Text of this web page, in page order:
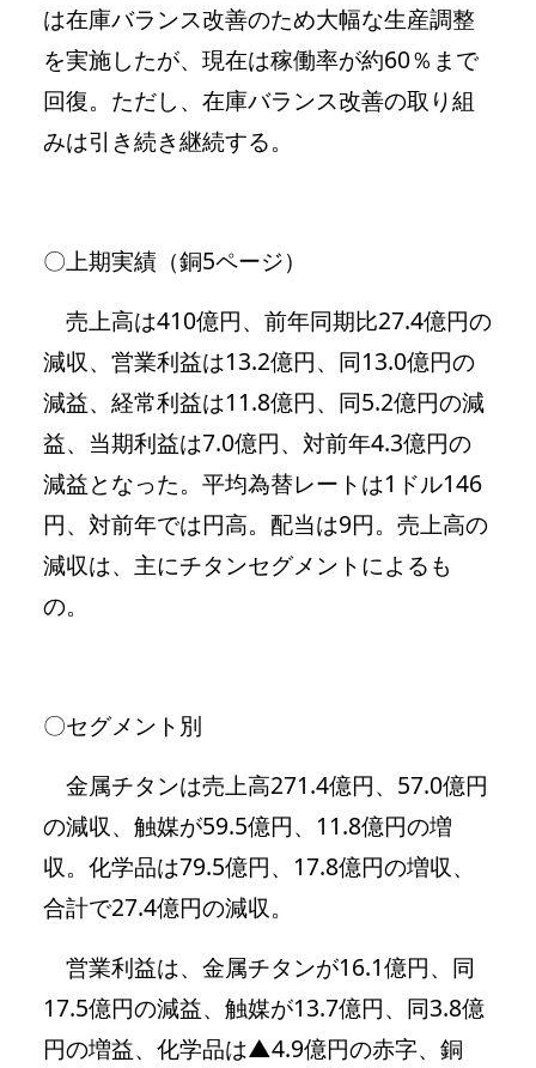
は在庫バランス改善のため大幅な生産調整
を実施したが、現在は稼働率が約60％まで
回復。ただし、在庫バランス改善の取り組
みは引き続き継続する。
〇上期実績（銅5ページ）
売上高は410億円、前年同期比27.4億円の
減収、営業利益は13.2億円、同13.0億円の
減益、経常利益は11.8億円、同5.2億円の減
益、当期利益は7.0億円、対前年4.3億円の
減益となった。平均為替レートは1ドル146
円、対前年では円高。配当は9円。売上高の
減収は、主にチタンセグメントによるも
の。
〇セグメント別
金属チタンは売上高271.4億円、57.0億円
の減収、触媒が59.5億円、11.8億円の増
収。化学品は79.5億円、17.8億円の増収、
合計で27.4億円の減収。
営業利益は、金属チタンが16.1億円、同
17.5億円の減益、触媒が13.7億円、同3.8億
円の増益、化学品は▲4.9億円の赤字、銅